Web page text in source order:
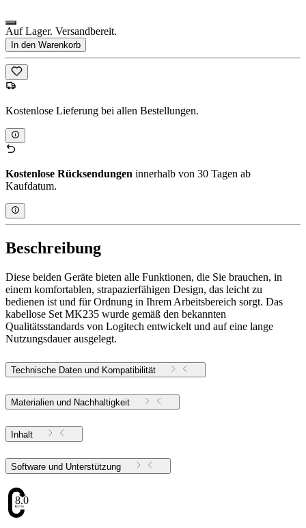
Auf Lager. Versandbereit.
In den Warenkorb
Kostenlose Lieferung bei allen Bestellungen.
Kostenlose Rücksendungen innerhalb von 30 Tagen ab
Kaufdatum.
Beschreibung
Diese beiden Geräte bieten alle Funktionen, die Sie brauchen, in
einem komfortablen, strapazierfähigen Design, das leicht zu
bedienen ist und für Ordnung in Ihrem Arbeitsbereich sorgt. Das
kabellose Set MK235 wurde gemäß den bekannten
Qualitätsstandards von Logitech entwickelt und auf eine lange
Nutzungsdauer ausgelegt.
Technische Daten und Kompatibilität
Materialien und Nachhaltigkeit
Inhalt
Software und Unterstützung
8.05